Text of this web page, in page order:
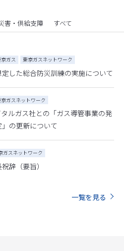
害・供給支障 すべて
ガス 東京ガスネットワーク
した総合防災訓練の実施について
ガスネットワーク
ルガス社との「ガス導管事業の発
の更新について
ガスネットワーク
辞（要旨）
一覧を見る